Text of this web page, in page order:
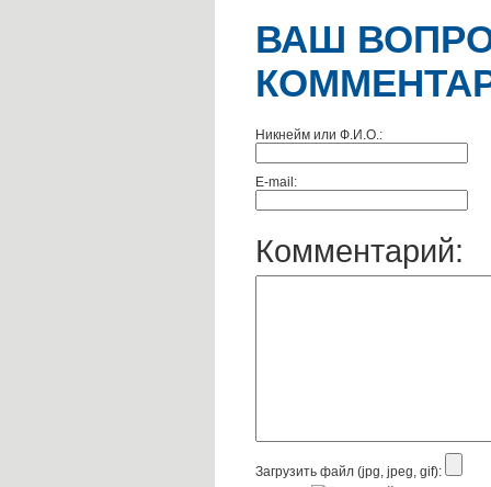
ВАШ
Никнейм или Ф.И.О.:
E-mail:
Комментарий:
Загрузить файл (jpg, jpeg, gif):